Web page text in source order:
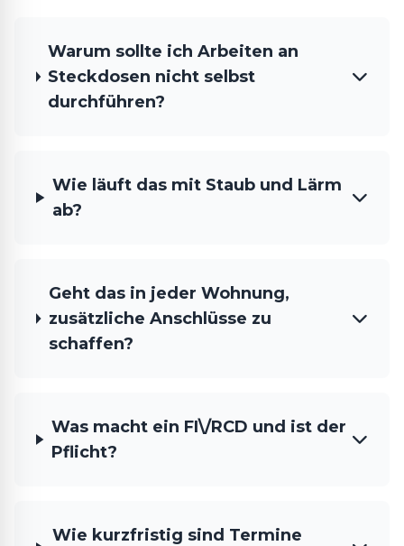
Warum sollte ich Arbeiten an
Steckdosen nicht selbst
durchführen?
Wie läuft das mit Staub und Lärm
ab?
Geht das in jeder Wohnung,
zusätzliche Anschlüsse zu
schaffen?
Was macht ein FI\/RCD und ist der
Pflicht?
Wie kurzfristig sind Termine